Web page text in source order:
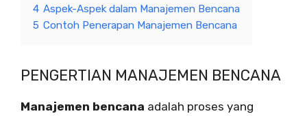
4 Aspek-Aspek dalam Manajemen Bencana
5 Contoh Penerapan Manajemen Bencana
PENGERTIAN MANAJEMEN BENCANA
Manajemen bencana adalah proses yang